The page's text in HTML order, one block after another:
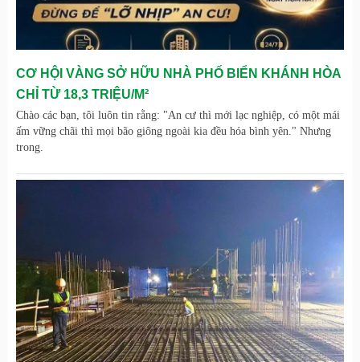
CƠ HỘI VÀNG SỞ HỮU NHÀ PHỐ BIỂN KHÁNH HÒA
CHỈ TỪ 18,3 TRIỆU/M²
Chào các bạn, tôi luôn tin rằng: "An cư thì mới lạc nghiệp, có một mái
ấm vững chãi thì mọi bão giông ngoài kia đều hóa bình yên." Nhưng
trong.